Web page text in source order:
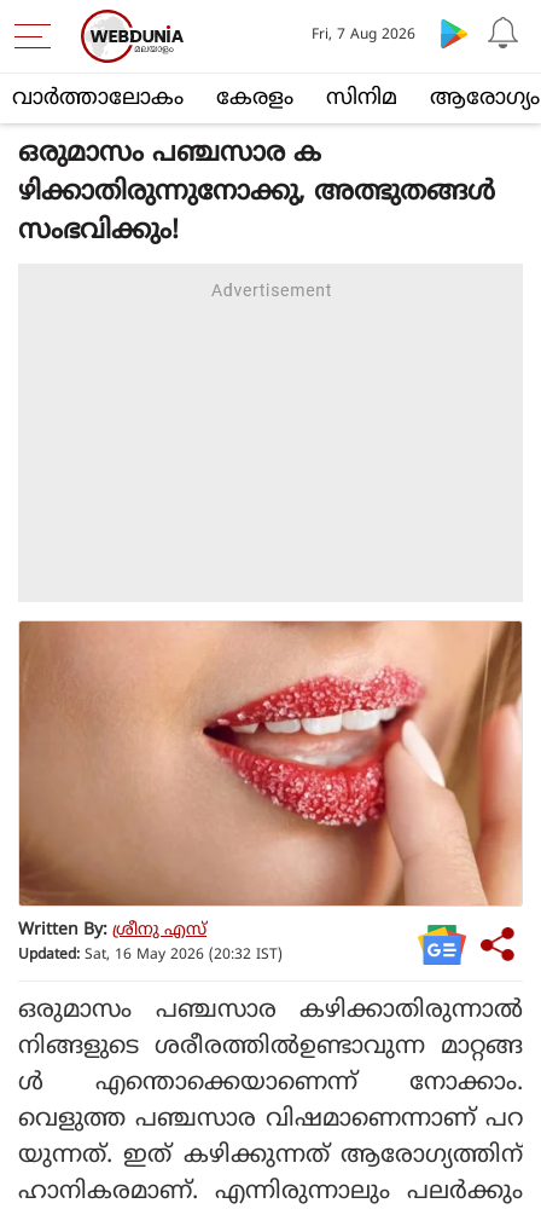
വാര്‍ത്താലോകം കേരളം സിനിമ ആരോഗ്യം
Fri, 7 Aug 2026
ഒരുമാസം പഞ്ചസാര ക
ഴിക്കാതിരുന്നുനോക്കു, അത്ഭുതങ്ങള്‍
സംഭവിക്കും!
Written By: ശ്രീനു എസ്
Updated: Sat, 16 May 2026 (20:32 IST)
ഒരുമാസം പഞ്ചസാര കഴിക്കാതിരുന്നാല്‍
നിങ്ങളുടെ ശരീരത്തില്‍ഉണ്ടാവുന്ന മാറ്റങ്ങ
ള്‍ എന്തൊക്കെയാണെന്ന് നോക്കാം.
വെളുത്ത പഞ്ചസാര വിഷമാണെന്നാണ് പറ
യുന്നത്. ഇത് കഴിക്കുന്നത് ആരോഗ്യത്തിന്
ഹാനികരമാണ്. എന്നിരുന്നാലും പലര്‍ക്കും